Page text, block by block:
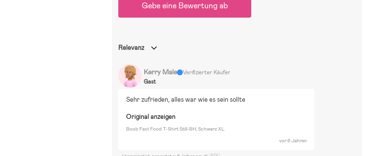
Gebe eine Bewertung ab
Relevanz
Kerry Male
Verifizierter Käufer
Gast
Sehr zufrieden, alles war wie es sein sollte
Original anzeigen
Boob Fast Food T-Shirt Still-BH, Schwarz XL
vor 6 Jahren